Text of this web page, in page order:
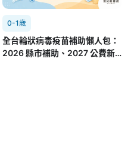
0-1歲
全台輪狀病毒疫苗補助懶人包：
2026 縣市補助、2027 公費新